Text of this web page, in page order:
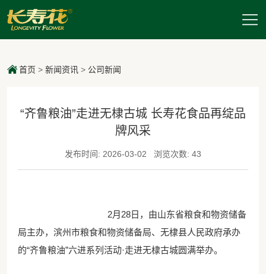
首页 > 新闻资讯> 公司新闻
“齐鲁粮油”走进无棣古城 长寿花食品再绽品
牌风采
发布时间: 2026-03-02 浏览次数: 43
2月28日，由山东省粮食和物资储备
局主办，滨州市粮食和物资储备局、无棣县人民政府承办
的“齐鲁粮油”六进系列活动·走进无棣古城圆满举办。